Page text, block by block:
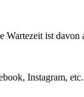
ist
Instagram,